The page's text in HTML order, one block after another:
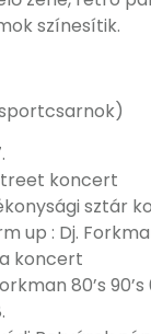
színesítik.
koncert
sztár
up : Dj.
koncert
80’s